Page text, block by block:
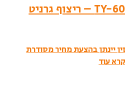
TY-601201-60×120 – ריצוף גרניט
יינתן בהצעת מחיר מסודרת
קרא עוד